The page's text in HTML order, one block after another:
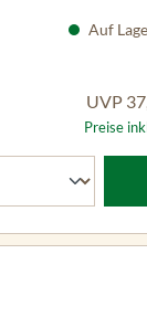
Auf
UVP
Preise